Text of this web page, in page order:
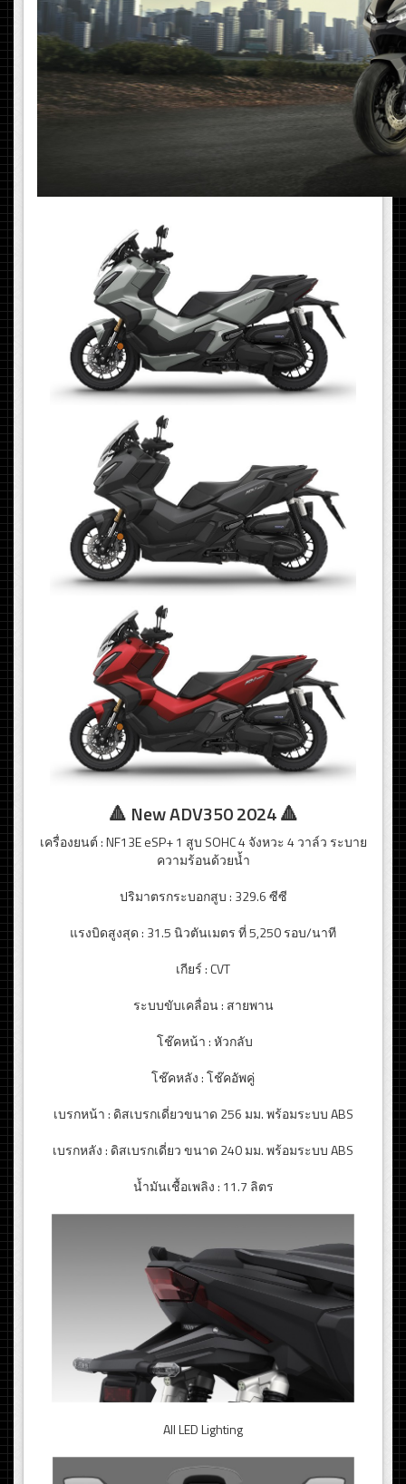
🔺 New ADV350 2024 🔺
เครื่องยนต์ : NF13E eSP+ 1 สูบ SOHC 4 จังหวะ 4 วาล์ว ระบาย
ความร้อนด้วยน้ำ
ปริมาตรกระบอกสูบ : 329.6 ซีซี
แรงบิดสูงสุด : 31.5 นิวตันเมตร ที่ 5,250 รอบ/นาที
เกียร์ : CVT
ระบบขับเคลื่อน : สายพาน
โช๊คหน้า : หัวกลับ
โช๊คหลัง : โช๊คอัพคู่
เบรกหน้า : ดิสเบรกเดี่ยวขนาด 256 มม. พร้อมระบบ ABS
เบรกหลัง : ดิสเบรกเดี่ยว ขนาด 240 มม. พร้อมระบบ ABS
น้ำมันเชื้อเพลิง : 11.7 ลิตร
All LED Lighting